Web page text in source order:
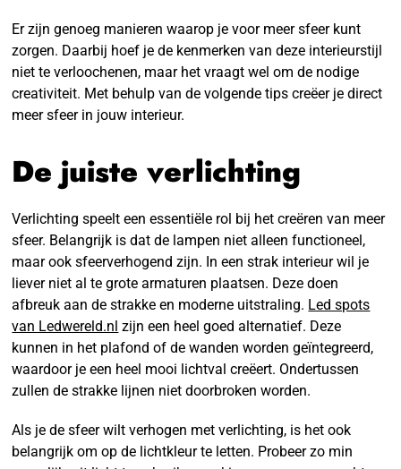
Er zijn genoeg manieren waarop je voor meer sfeer kunt
zorgen. Daarbij hoef je de kenmerken van deze interieurstijl
niet te verloochenen, maar het vraagt wel om de nodige
creativiteit. Met behulp van de volgende tips creëer je direct
meer sfeer in jouw interieur.
De juiste verlichting
Verlichting speelt een essentiële rol bij het creëren van meer
sfeer. Belangrijk is dat de lampen niet alleen functioneel,
maar ook sfeerverhogend zijn. In een strak interieur wil je
liever niet al te grote armaturen plaatsen. Deze doen
afbreuk aan de strakke en moderne uitstraling. Led spots
van Ledwereld.nl zijn een heel goed alternatief. Deze
kunnen in het plafond of de wanden worden geïntegreerd,
waardoor je een heel mooi lichtval creëert. Ondertussen
zullen de strakke lijnen niet doorbroken worden.
Als je de sfeer wilt verhogen met verlichting, is het ook
belangrijk om op de lichtkleur te letten. Probeer zo min